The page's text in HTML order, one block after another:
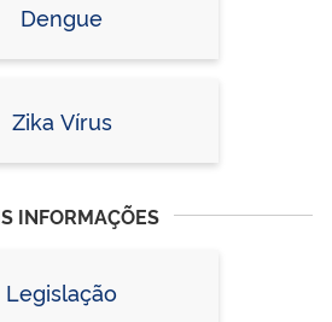
Dengue
Zika Vírus
INFORMAÇÕES
Legislação